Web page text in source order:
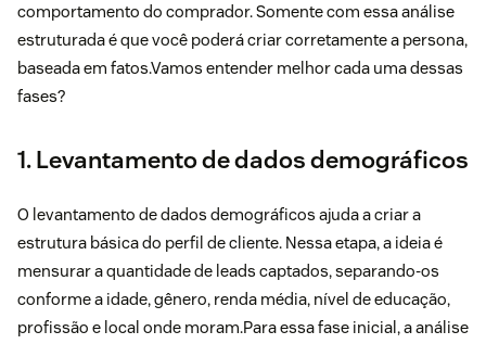
comportamento do comprador. Somente com essa análise
estruturada é que você poderá criar corretamente a persona,
baseada em fatos.Vamos entender melhor cada uma dessas
fases?
1. Levantamento de dados demográficos
O levantamento de dados demográficos ajuda a criar a
estrutura básica do perfil de cliente. Nessa etapa, a ideia é
mensurar a quantidade de leads captados, separando-os
conforme a idade, gênero, renda média, nível de educação,
profissão e local onde moram.Para essa fase inicial, a análise